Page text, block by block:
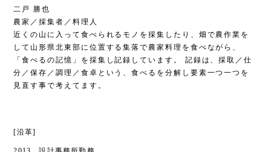
二戸 勝也
農家／採集者／料理人
近くの山に入って食べられるモノを採集したり、畑で農作業を
して山形県北東部に位置する集落で農家料理を食べながら、
「食べるの記憶」を採集し記録しています。 記録は、採取／仕
分／保存／調理／食卓という、食べるを分解し要素一つ一つを
見直す事で考えてます。
[沿革]